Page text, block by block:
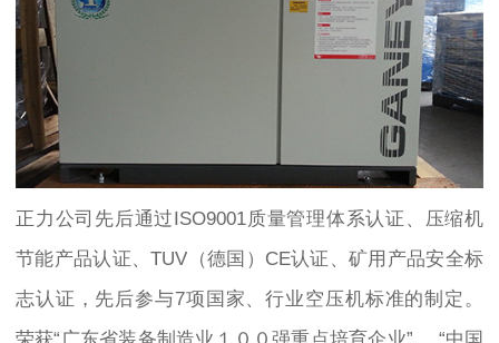
正力公司先后通过ISO9001质量管理体系认证、压缩机
节能产品认证、TUV（德国）CE认证、矿用产品安全标
志认证，先后参与7项国家、行业空压机标准的制定。